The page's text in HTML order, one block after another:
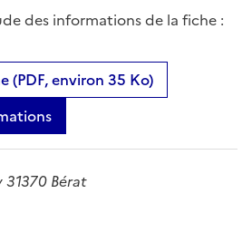
des informations de la fiche :
(PDF, environ 35 Ko)
Bérat